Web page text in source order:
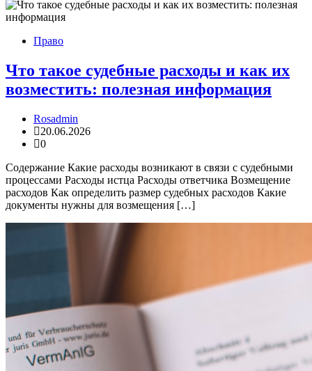
Право
Что такое судебные расходы и как их
возместить: полезная информация
Rosadmin
20.06.2026
0
Содержание Какие расходы возникают в связи с судебными
процессами Расходы истца Расходы ответчика Возмещение
расходов Как определить размер судебных расходов Какие
документы нужны для возмещения […]